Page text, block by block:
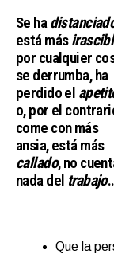
Se ha
está más
por cualquier
se derrumba, ha
perdido el
o, por el
come con más
ansia, está más
callado, no
nada del trabajo
Que la